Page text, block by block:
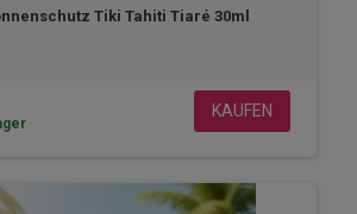
Tiki Tahiti Tiaré 30ml
KAUFEN